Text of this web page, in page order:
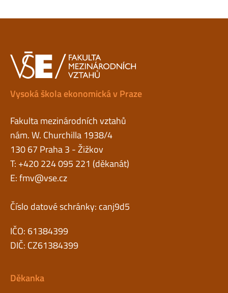
Vysoká škola ekonomická v Praze
Fakulta mezinárodních vztahů
nám. W. Churchilla 1938/4
130 67 Praha 3 - Žižkov
T: +420 224 095 221 (děkanát)
E:fmv@vse.cz
Číslo datové schránky: canj9d5
IČO: 61384399
DIČ: CZ61384399
Děkanka